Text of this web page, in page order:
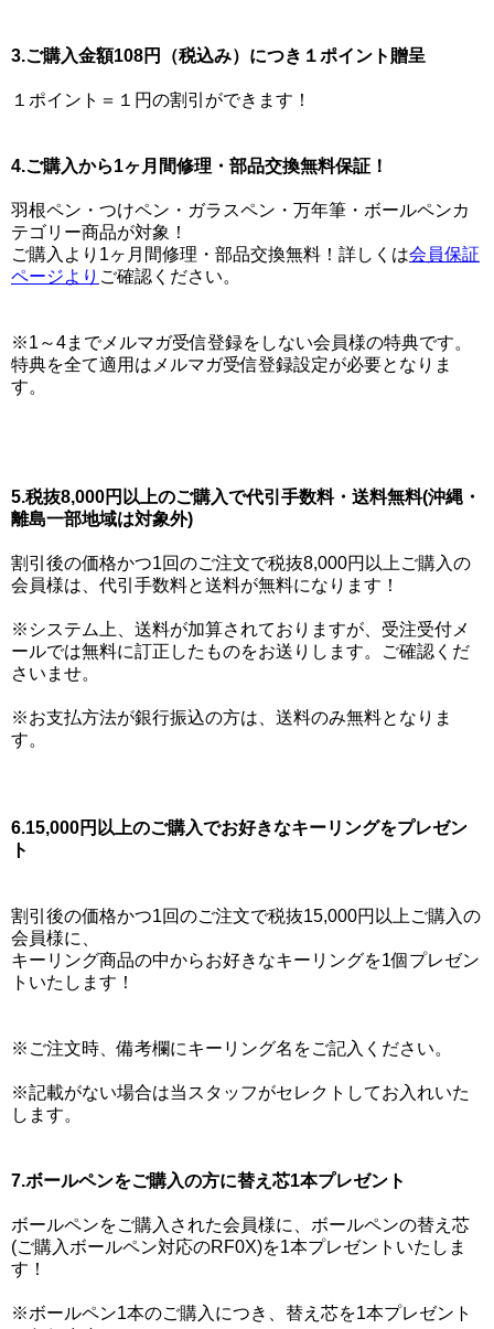
3.ご購入金額108円（税込み）につき１ポイント贈呈
１ポイント＝１円の割引ができます！
4.ご購入から1ヶ月間修理・部品交換無料保証！
羽根ペン・つけペン・ガラスペン・万年筆・ボールペンカ
テゴリー商品が対象！
ご購入より1ヶ月間修理・部品交換無料！詳しくは会員保証
ページより ご確認ください。
※1～4までメルマガ受信登録をしない会員様の特典です。
特典を全て適用はメルマガ受信登録設定が必要となりま
す。
5.税抜8,000円以上のご購入で代引手数料・送料無料(沖縄・
離島一部地域は対象外)
割引後の価格かつ1回のご注文で税抜8,000円以上ご購入の
会員様は、代引手数料と送料が無料になります！
※システム上、送料が加算されておりますが、受注受付メ
ールでは無料に訂正したものをお送りします。ご確認くだ
さいませ。
※お支払方法が銀行振込の方は、送料のみ無料となりま
す。
6.15,000円以上のご購入でお好きなキーリングをプレゼン
ト
割引後の価格かつ1回のご注文で税抜15,000円以上ご購入の
会員様に、
キーリング商品の中からお好きなキーリングを1個プレゼン
トいたします！
※ご注文時、備考欄にキーリング名をご記入ください。
※記載がない場合は当スタッフがセレクトしてお入れいた
します。
7.ボールペンをご購入の方に替え芯1本プレゼント
ボールペンをご購入された会員様に、ボールペンの替え芯
(ご購入ボールペン対応のRF0X)を1本プレゼントいたしま
す！
※ボールペン1本のご購入につき、替え芯を1本プレゼント